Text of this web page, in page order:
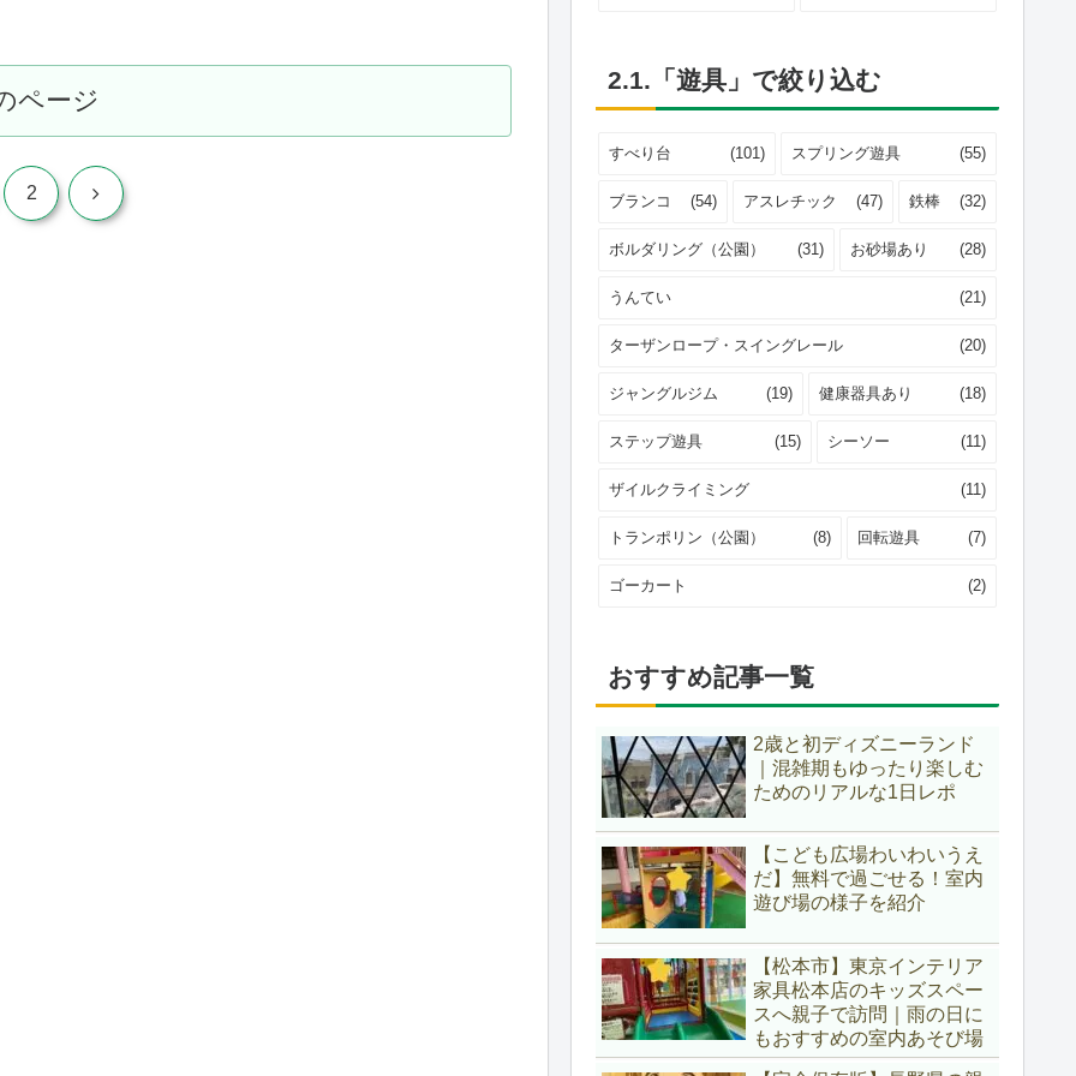
ページ
2 次
2.1.「遊具」で絞り込む
すべり台 (101) スプリング遊具 (55)
ブランコ (54) アスレチック (47) 鉄棒 (32)
ボルダリング（公園） (31) お砂場あり (28)
うんてい (21)
ターザンロープ・スイングレール (20)
ジャングルジム (19) 健康器具あり (18)
ステップ遊具 (15) シーソー (11)
ザイルクライミング (11)
トランポリン（公園） (8) 回転遊具 (7)
ゴーカート (2)
おすすめ記事一覧
2歳と初ディズニーランド
｜混雑期もゆったり楽しむ
ためのリアルな1日レポ
【こども広場わいわいうえ
だ】無料で過ごせる！室内
遊び場の様子を紹介
【松本市】東京インテリア
家具松本店のキッズスペー
スへ親子で訪問｜雨の日に
もおすすめの室内あそび場